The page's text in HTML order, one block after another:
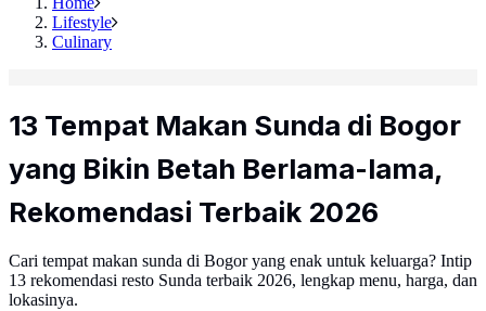
Lifestyle
Culinary
13 Tempat Makan Sunda di Bogor
yang Bikin Betah Berlama-lama,
Rekomendasi Terbaik 2026
Cari tempat makan sunda di Bogor yang enak untuk keluarga? Intip
13 rekomendasi resto Sunda terbaik 2026, lengkap menu, harga, dan
lokasinya.